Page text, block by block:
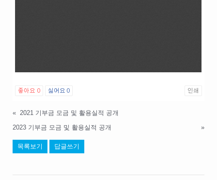
좋아요 0 싫어요 0 인쇄
« 2021 기부금 모금 및 활용실적 공개
2023 기부금 모금 및 활용실적 공개
»
목록보기 답글쓰기